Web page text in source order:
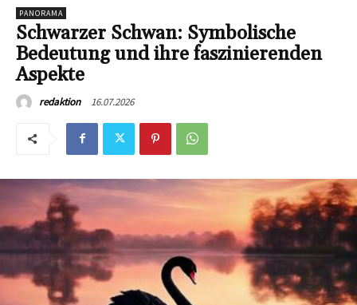
PANORAMA
Schwarzer Schwan: Symbolische
Bedeutung und ihre faszinierenden
Aspekte
redaktion 16.07.2026